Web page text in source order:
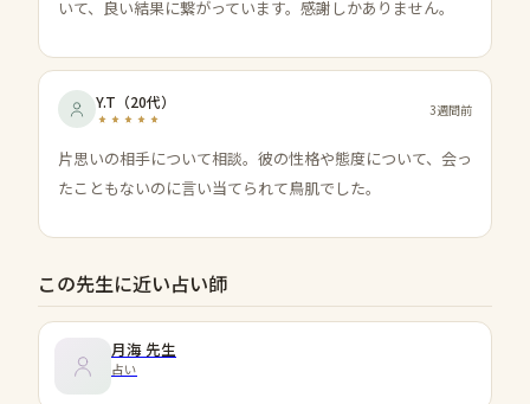
いて、良い結果に繋がっています。感謝しかありません。
Y.T （20代） 3週間前
片思いの相手について相談。彼の性格や態度について、会っ
たこともないのに言い当てられて鳥肌でした。
この先生に近い占い師
月海 先生
占い